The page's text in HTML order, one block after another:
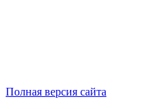
Полная версия сайта